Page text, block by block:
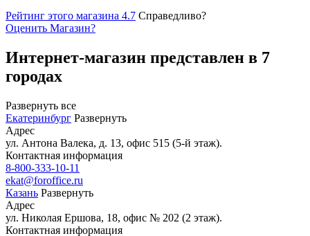
Рейтинг этого магазина 4.7 Справедливо?
Оценить Магазин?
Интернет-магазин представлен в 7
городах
Развернуть все
Екатеринбург Развернуть
Адрес
ул. Антона Валека, д. 13, офис 515 (5-й этаж).
Контактная информация
8-800-333-10-11
ekat@foroffice.ru
Казань Развернуть
Адрес
ул. Николая Ершова, 18, офис № 202 (2 этаж).
Контактная информация